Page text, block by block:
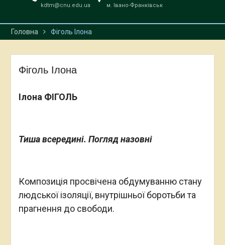
виставковому центрі
національного
університету відбулися
унікальну тактильну ікону
для людей із
порушеннями зору
kdtm@cnu.edu.ua
м. Івано-Франківськ
Головна Фіголь Ілона
Фіголь Ілона
Ілона ФІГОЛЬ
Тиша всередині. Погляд назовні
Композиція просвічена обдумуванню стану
людської ізоляції, внутрішньої боротьби та
прагнення до свободи.